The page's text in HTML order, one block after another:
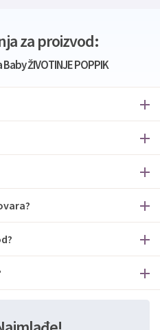
za proizvod:
ŽIVOTINJE POPPIK